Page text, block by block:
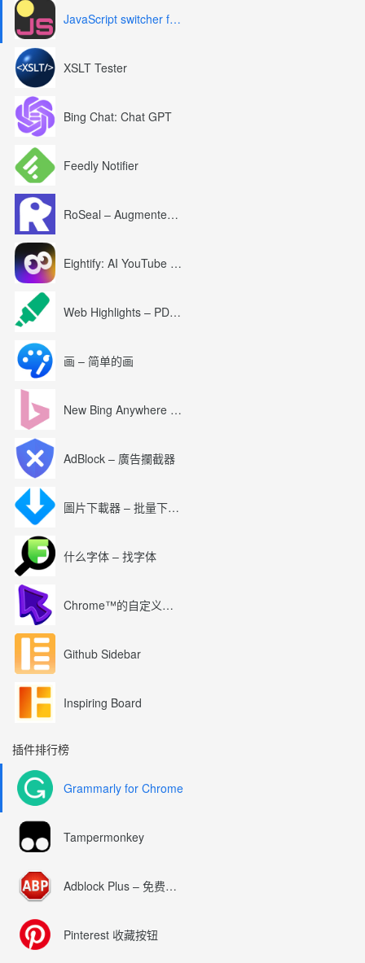
JavaScript switcher for SEO and development
XSLT Tester
Bing Chat: Chat GPT
Feedly Notifier
RoSeal – Augmented Roblox Experience
Eightify: AI YouTube Summary with ChatGPT
Web Highlights – PDF & Web Highlighter
画 – 简单的画
New Bing Anywhere (Bing Chat GPT-4)
AdBlock – 廣告攔截器
圖片下載器 – 批量下載圖片
什么字体 – 找字体
Chrome™的自定义光标
Github Sidebar
Inspiring Board
插件排行榜
Grammarly for Chrome
Tampermonkey
Adblock Plus – 免费的广告拦截器
Pinterest 收藏按钮